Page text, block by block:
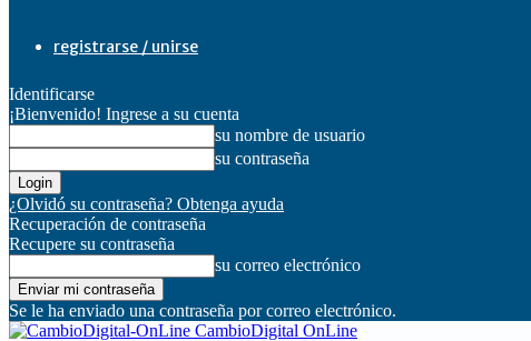
registrarse / unirse
Identificarse
¡Bienvenido! Ingrese a su cuenta
su nombre de usuario
su contraseña
¿Olvidó su contraseña? Obtenga ayuda
Recuperación de contraseña
Recupere su contraseña
su correo electrónico
Se le ha enviado una contraseña por correo electrónico.
CambioDigital OnLine